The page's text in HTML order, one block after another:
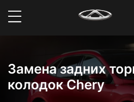
Замена задних
колодок Chery